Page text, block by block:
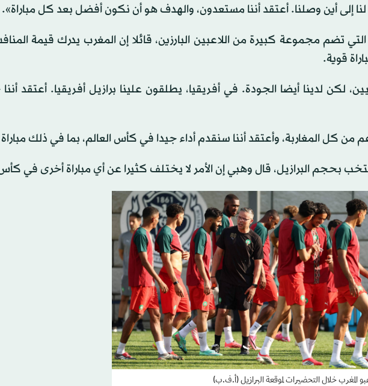
لنا إلى أين وصلنا. أعتقد أننا مستعدون، والهدف هو أن نكون أفضل بعد كل مباراة».
تضم مجموعة كبيرة من اللاعبين البارزين، قائلا إن المغرب يدرك قيمة
قوية.
لكن لدينا أيضا الجودة. في أفريقيا، يطلقون علينا برازيل أفريقيا. أعتقد
كل المغاربة، وأعتقد أننا سنقدم أداء جيدا في كأس العالم، بما في ذلك مباراة
بحجم البرازيل، قال وهبي إن الأمر لا يختلف كثيرا عن أي مباراة أخرى في كأس
المغرب خلال التحضيرات لموقعة البرازيل (أ.ف.ب)